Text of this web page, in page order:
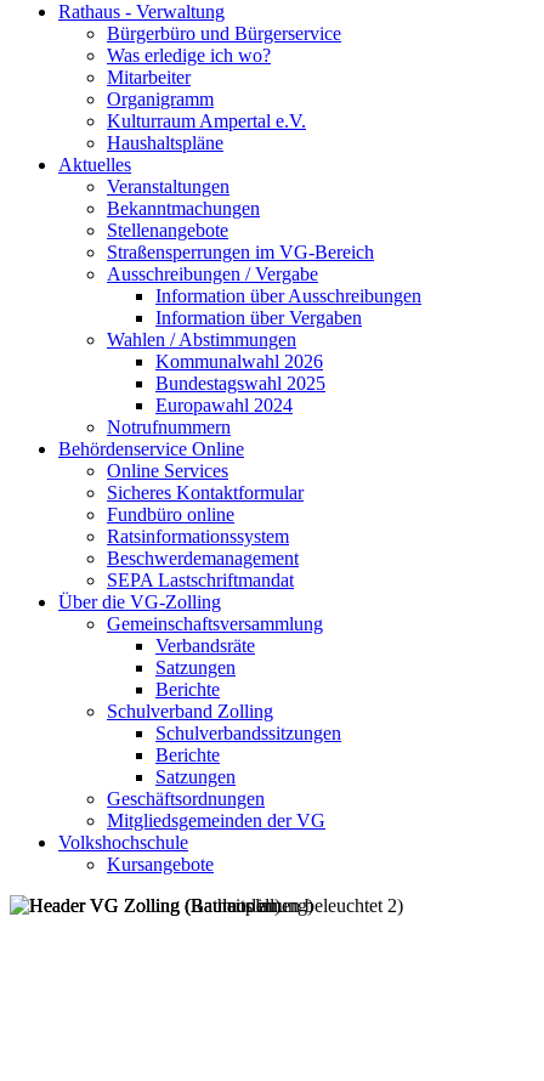
Rathaus - Verwaltung
Bürgerbüro und Bürgerservice
Was erledige ich wo?
Mitarbeiter
Organigramm
Kulturraum Ampertal e.V.
Haushaltspläne
Aktuelles
Veranstaltungen
Bekanntmachungen
Stellenangebote
Straßensperrungen im VG-Bereich
Ausschreibungen / Vergabe
Information über Ausschreibungen
Information über Vergaben
Wahlen / Abstimmungen
Kommunalwahl 2026
Bundestagswahl 2025
Europawahl 2024
Notrufnummern
Behördenservice Online
Online Services
Sicheres Kontaktformular
Fundbüro online
Ratsinformationssystem
Beschwerdemanagement
SEPA Lastschriftmandat
Über die VG-Zolling
Gemeinschaftsversammlung
Verbandsräte
Satzungen
Berichte
Schulverband Zolling
Schulverbandssitzungen
Berichte
Satzungen
Geschäftsordnungen
Mitgliedsgemeinden der VG
Volkshochschule
Kursangebote